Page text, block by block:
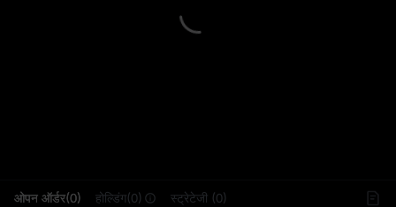
ओपन ऑर्डर(0) होल्डिंग(0) स्ट्रेटेजी (0)